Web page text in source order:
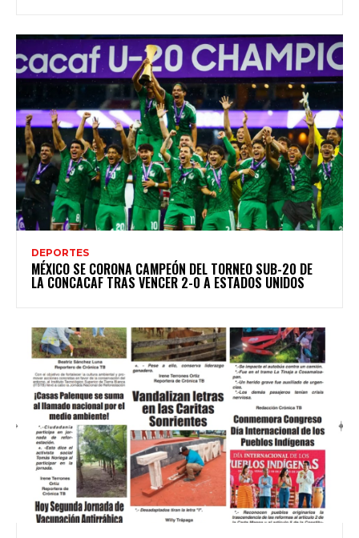
DEPORTES
MÉXICO SE CORONA CAMPEÓN DEL TORNEO SUB-20 DE
LA CONCACAF TRAS VENCER 2-0 A ESTADOS UNIDOS